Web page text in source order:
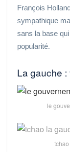
François
sympathique
sans la base
popularité.
La gauche
le